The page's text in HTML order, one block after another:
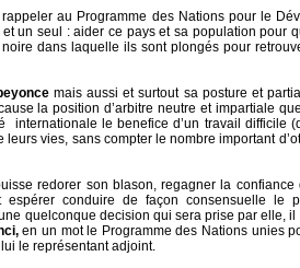
rappeler au Programme des Nations pour le
et un seul : aider ce pays et sa population pour
dans laquelle ils sont plongés pour
mais aussi et surtout sa posture et
la position d’arbitre neutre et impartiale
internationale le benefice d’un travail difficile
vies, sans compter le nombre important
redorer son blason, regagner la
conduire de façon consensuelle le
quelconque decision qui sera prise par elle,
en un mot le Programme des Nations unies
le représentant adjoint.